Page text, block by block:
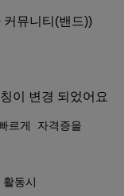
커뮤니티(밴드))
이 변경 되었어요
르게 자격증을
동시